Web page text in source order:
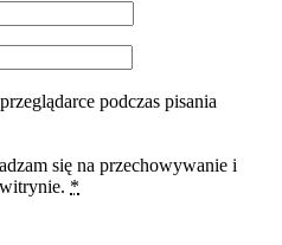
podczas pisania
się na przechowywanie i
*